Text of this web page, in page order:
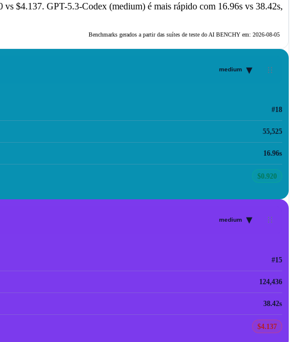
vs $4.137. GPT-5.3-Codex (medium) é mais rápido com 16.96s vs 38.42s,
Benchmarks gerados a partir das suítes de teste do AI BENCHY em: 2026-08-05
medium ▾
#18
55,525
16.96s
$0.920
medium ▾
#15
124,436
38.42s
$4.137